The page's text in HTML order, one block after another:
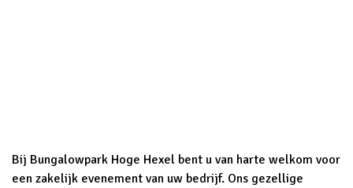
Bij Bungalowpark Hoge Hexel bent u van harte welkom voor
een zakelijk evenement van uw bedrijf. Ons gezellige